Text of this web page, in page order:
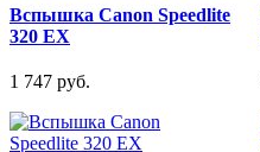
Вспышка Canon Speedlite
320 EX
1 747 pуб.